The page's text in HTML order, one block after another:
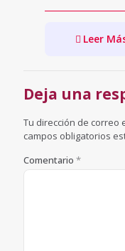
Leer
Deja una
Tu dirección de correo
campos obligatorios
Comentario *